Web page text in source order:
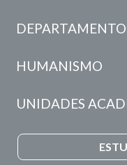
HUMANISMO
UNIDADES